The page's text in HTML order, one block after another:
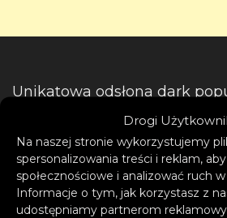
Drogi
Na naszej stronie wykorzystujemy
spersonalizowania treści i reklam,
społecznościowe i analizować ruch
Informacje o tym, jak korzystasz z
udostępniamy partnerom
Unikatowa odsłona dark
prezentuje Zoe Wees,
popularność na całym
singiel „Control” z 2020 r., na
ma już niemal 450 mln
uzyskała złote i platynowe